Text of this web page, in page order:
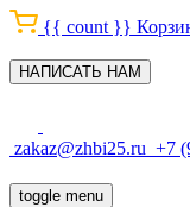
{{ count }}
НАПИСАТЬ НАМ
zakaz@zhbi25.ru +7
toggle menu